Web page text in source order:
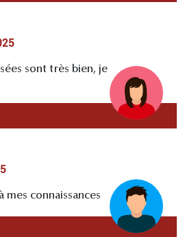
sont très bien, je
mes connaissances